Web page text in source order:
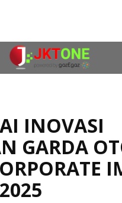
INOVASI
GARDA